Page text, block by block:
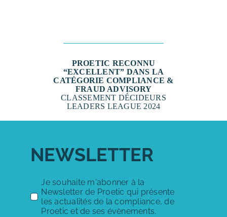
PROETIC RECONNU
“EXCELLENT” DANS LA
CATÉGORIE COMPLIANCE &
FRAUD ADVISORY
CLASSEMENT DÉCIDEURS
LEADERS LEAGUE 2024
NEWSLETTER
Je souhaite m'abonner à la
Newsletter de Proetic qui présente
les actualités de la compliance, de
Proetic et de ses évènements.